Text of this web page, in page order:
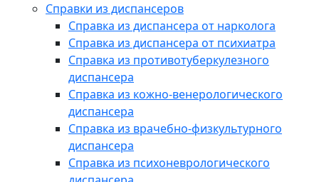
Справки из диспансеров
Справка из диспансера от нарколога
Справка из диспансера от психиатра
Справка из противотуберкулезного
диспансера
Справка из кожно-венерологического
диспансера
Справка из врачебно-физкультурного
диспансера
Справка из психоневрологического